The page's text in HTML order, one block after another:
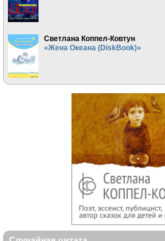
Светлана Коппел-Ковтун
«Жена Океана (DiskBook)»